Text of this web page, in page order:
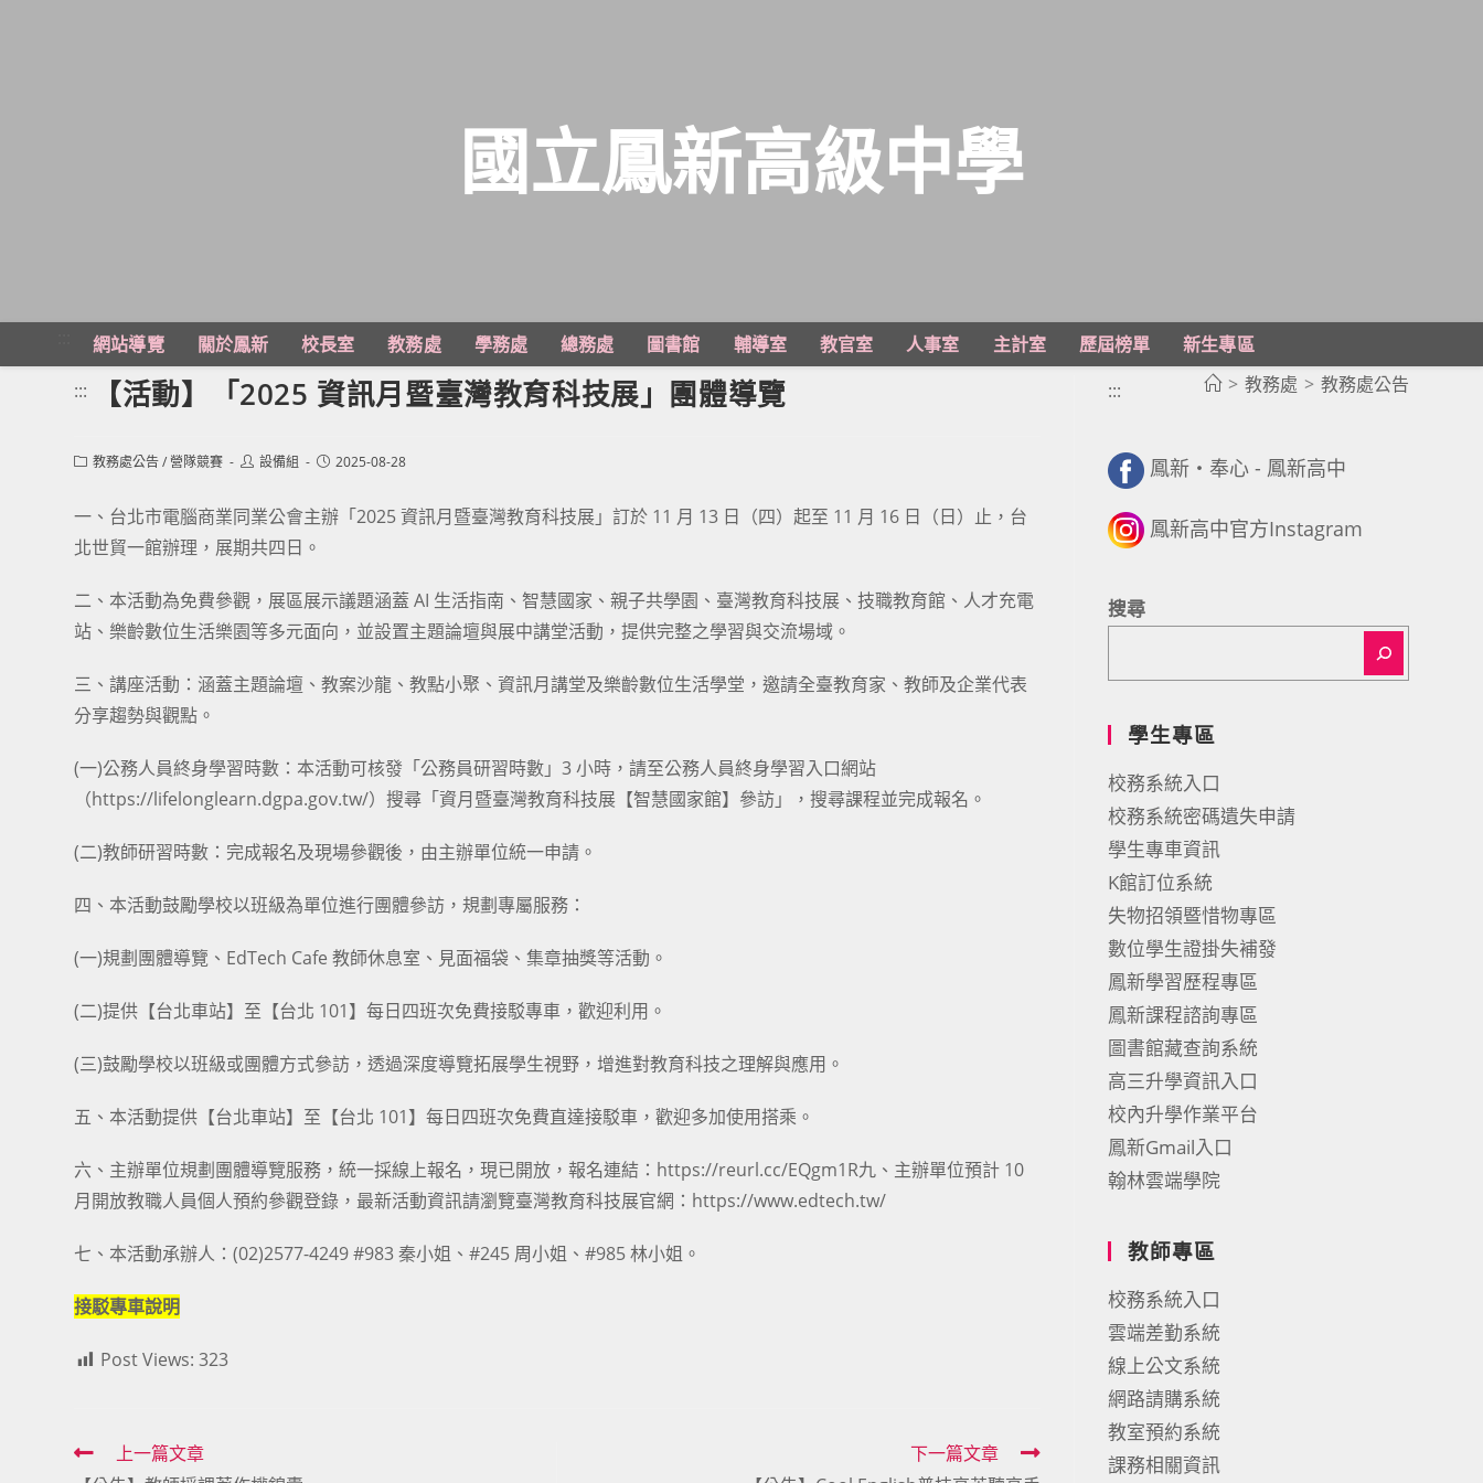
主
國立鳳新高級中學
網站導覽 關於鳳新 校長室 教務處 學務處 總務處 圖書館 輔導室 教官室 人事室 主計室 歷屆榜單
新生專區
> 教務處 > 教務處公告
::: 【活動】「2025 資訊月暨臺灣教育科技展」團體導覽
Post教務處公告/營隊競賽
Post設備組
Post2025-08-28
一、台北市電腦商業同業公會主辦「2025 資訊月暨臺灣教育科技展」訂於 11 月 13 日（四）起至 11 月 16 日（日）止，台
北世貿一館辦理，展期共四日。
二、本活動為免費參觀，展區展示議題涵蓋 AI 生活指南、智慧國家、親子共學園、臺灣教育科技展、技職教育館、人才充電
站、樂齡數位生活樂園等多元面向，並設置主題論壇與展中講堂活動，提供完整之學習與交流場域。
三、講座活動：涵蓋主題論壇、教案沙龍、教點小聚、資訊月講堂及樂齡數位生活學堂，邀請全臺教育家、教師及企業代表
分享趨勢與觀點。
(一)公務人員終身學習時數：本活動可核發「公務員研習時數」3 小時，請至公務人員終身學習入口網站
（https://lifelonglearn.dgpa.gov.tw/）搜尋「資月暨臺灣教育科技展【智慧國家館】參訪」，搜尋課程並完成報名。
(二)教師研習時數：完成報名及現場參觀後，由主辦單位統一申請。
四、本活動鼓勵學校以班級為單位進行團體參訪，規劃專屬服務：
(一)規劃團體導覽、EdTech Cafe 教師休息室、見面福袋、集章抽獎等活動。
(二)提供【台北車站】至【台北 101】每日四班次免費接駁專車，歡迎利用。
(三)鼓勵學校以班級或團體方式參訪，透過深度導覽拓展學生視野，增進對教育科技之理解與應用。
五、本活動提供【台北車站】至【台北 101】每日四班次免費直達接駁車，歡迎多加使用搭乘。
六、主辦單位規劃團體導覽服務，統一採線上報名，現已開放，報名連結：https://reurl.cc/EQgm1R九、主辦單位預計 10
月開放教職人員個人預約參觀登錄，最新活動資訊請瀏覽臺灣教育科技展官網：https://www.edtech.tw/
七、本活動承辦人：(02)2577-4249 #983 秦小姐、#245 周小姐、#985 林小姐。
接駁專車說明
Post Views: 323
Read上一篇文章
下一篇文章
:::
鳳新・奉心 - 鳳新高中
鳳新高中官方Instagram
搜尋
學生專區
校務系統入口
校務系統密碼遺失申請
學生專車資訊
K館訂位系統
失物招領暨惜物專區
數位學生證掛失補發
鳳新學習歷程專區
鳳新課程諮詢專區
圖書館藏查詢系統
高三升學資訊入口
校內升學作業平台
鳳新Gmail入口
翰林雲端學院
教師專區
校務系統入口
雲端差勤系統
線上公文系統
網路請購系統
教室預約系統
課務相關資訊